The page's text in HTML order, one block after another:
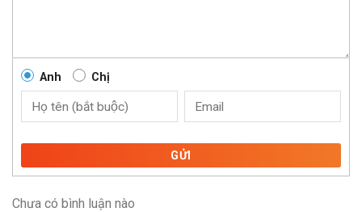
Anh Chị
GỬI
Chưa có bình luận nào